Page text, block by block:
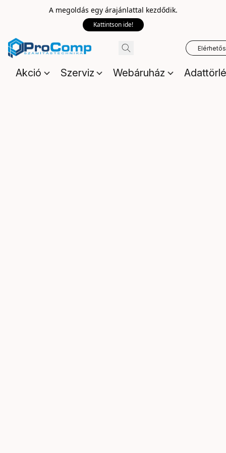
A megoldás egy árajánlattal kezdődik.
Kattintson ide!
Akció Szerviz Webáruház